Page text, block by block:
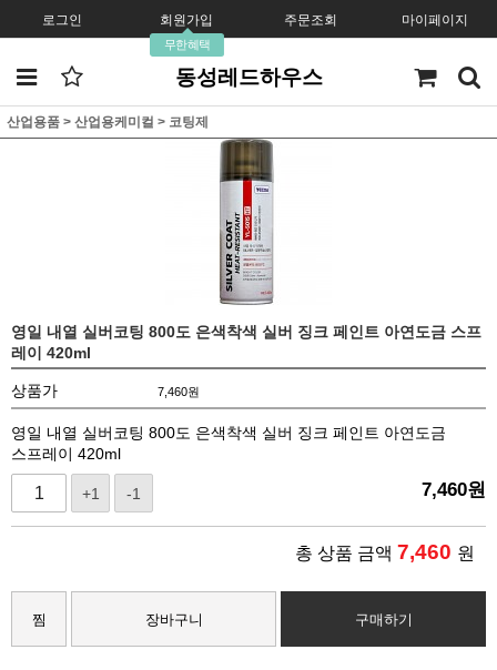
로그인 회원가입
무한혜택
주문조회 마이페이지
동성레드하우스
산업용품 > 산업용케미컬 > 코팅제
영일 내열 실버코팅 800도 은색착색 실버 징크 페인트 아연도금 스프
레이 420ml
상품가 7,460원
영일 내열 실버코팅 800도 은색착색 실버 징크 페인트 아연도금
스프레이 420ml
+1 -1 7,460원
총 상품 금액 7,460 원
찜 장바구니 구매하기